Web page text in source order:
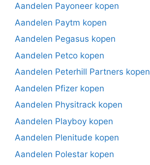
Aandelen Payoneer kopen
Aandelen Paytm kopen
Aandelen Pegasus kopen
Aandelen Petco kopen
Aandelen Peterhill Partners kopen
Aandelen Pfizer kopen
Aandelen Physitrack kopen
Aandelen Playboy kopen
Aandelen Plenitude kopen
Aandelen Polestar kopen